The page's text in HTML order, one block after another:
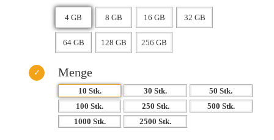
Menge
10 Stk. 30 Stk.
50 Stk.
100 Stk.
250 Stk.
500 Stk.
1000 Stk.
2500 Stk.